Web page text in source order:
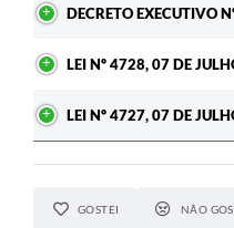
DECRETO EXECUTIVO
LEI Nº 4728, 07 DE
LEI Nº 4727, 07 DE
GOSTEI NÃO